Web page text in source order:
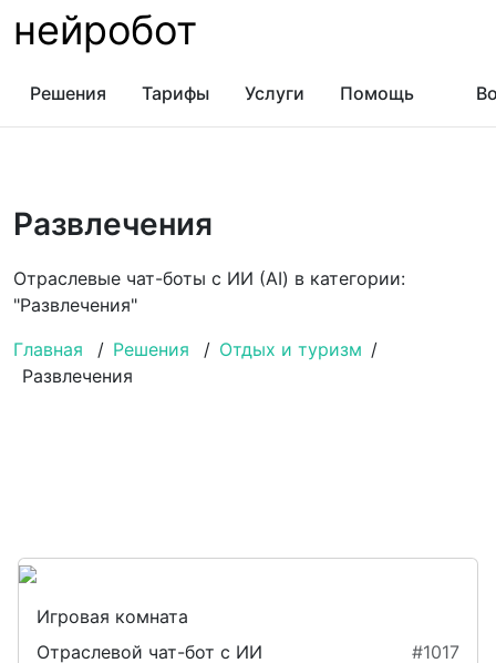
нейробот
Решения Тарифы Услуги Помощь
Развлечения
Отраслевые чат-боты с ИИ (AI) в категории:
"Развлечения"
Главная
/ Решения / Отдых и туризм /
Развлечения
Игровая комната
Отраслевой чат-бот с ИИ
#1017